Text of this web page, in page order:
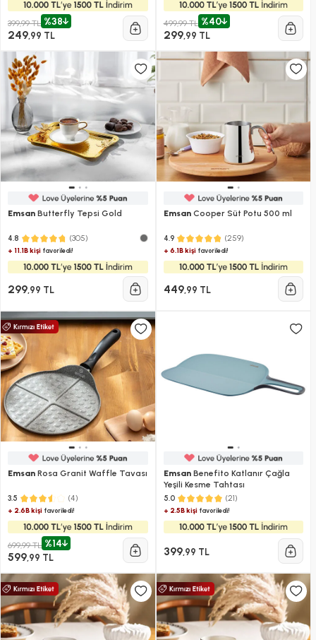
399,99 TL %38
249,99 TL
499,99 TL %40
299,99 TL
Emsan Butterfly Tepsi Gold
4.8 (305)
+ 11.1B kişi favoriledi!
299,99 TL
EmsanCooper Süt Potu 500 ml
4.9 (259)
+ 6.1B kişifavoriledi!
449,99 TL
Emsan Rosa Granit Waffle Tavası
3.5 (4)
+ 2.6B kişi favoriledi!
699,99 TL %14
599,99 TL
EmsanBenefito Katlanır Çağla
Yeşili Kesme Tahtası
5.0 (21)
+ 2.5B kişifavoriledi!
399,99 TL